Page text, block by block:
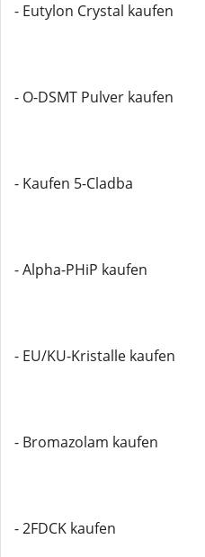
- Eutylon Crystal kaufen
- O-DSMT Pulver kaufen
- Kaufen 5-Cladba
- Alpha-PHiP kaufen
- EU/KU-Kristalle kaufen
- Bromazolam kaufen
- 2FDCK kaufen